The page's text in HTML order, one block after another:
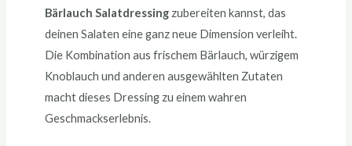
Bärlauch Salatdressing zubereiten kannst, das
deinen Salaten eine ganz neue Dimension verleiht.
Die Kombination aus frischem Bärlauch, würzigem
Knoblauch und anderen ausgewählten Zutaten
macht dieses Dressing zu einem wahren
Geschmackserlebnis.